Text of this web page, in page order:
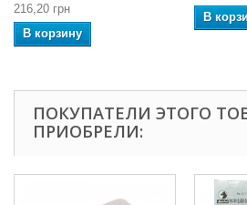
216,20 грн
В корзину
В
ПОКУПАТЕЛИ ЭТОГО
ПРИОБРЕЛИ: